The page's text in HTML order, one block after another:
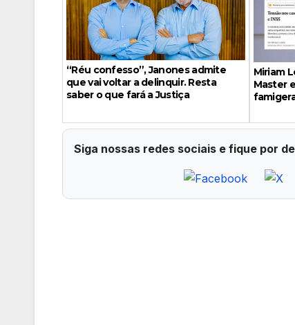
“Réu confesso”, Janones admite
que vai voltar a delinquir. Resta
saber o que fará a Justiça
Miriam
Master
Siga nossas redes sociais e fique por